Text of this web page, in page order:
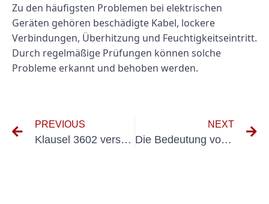
Zu den häufigsten Problemen bei elektrischen
Geräten gehören beschädigte Kabel, lockere
Verbindungen, Überhitzung und Feuchtigkeitseintritt.
Durch regelmäßige Prüfungen können solche
Probleme erkannt und behoben werden.
PREVIOUS
Klausel 3602 verstehen: Vorschriften für Elektroinstallationen
NEXT
Die Bedeutung von Klausel 3602 VDS in Geschäftsverträgen verstehen